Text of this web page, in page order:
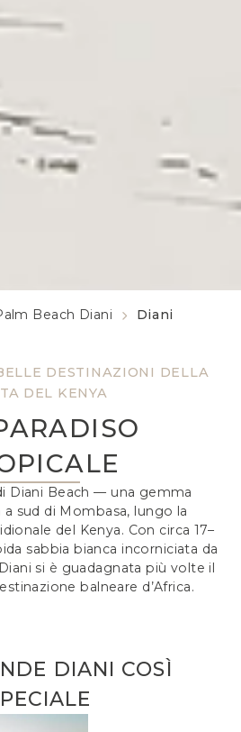
DESTINAZIONI DELLA
DEL KENYA
Diani Beach — una gemma
sud di Mombasa, lungo la
del Kenya. Con circa 17–
sabbia bianca incorniciata da
si è guadagnata più volte il
balneare d’Africa.
Beach Diani Diani
DIANI COSÌ